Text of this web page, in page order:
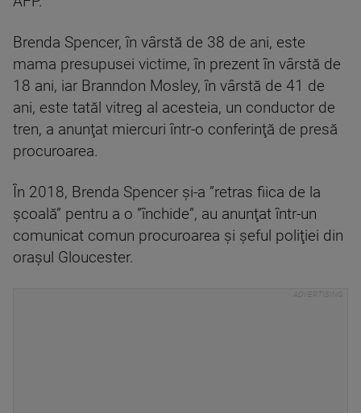
Brenda Spencer, în vârstă de 38 de ani, este
mama presupusei victime, în prezent în vârstă de
18 ani, iar Branndon Mosley, în vârstă de 41 de
ani, este tatăl vitreg al acesteia, un conductor de
tren, a anunţat miercuri într-o conferinţă de presă
procuroarea.
În 2018, Brenda Spencer şi-a ”retras fiica de la
şcoală” pentru a o ”închide”, au anunţat într-un
comunicat comun procuroarea şi şeful poliţiei din
oraşul Gloucester.